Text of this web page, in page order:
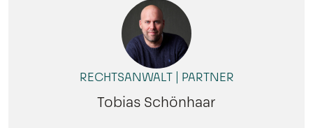
RECHTSANWALT | PARTNER
Tobias Schönhaar